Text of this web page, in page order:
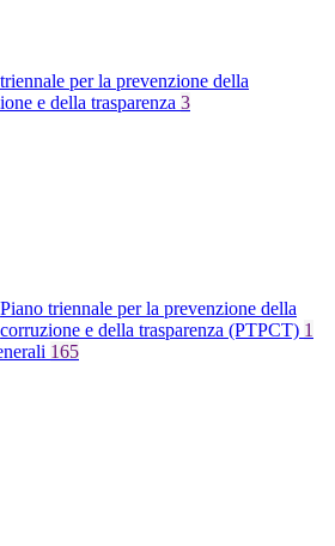
per la prevenzione della
e della trasparenza 3
Piano triennale per la prevenzione della
corruzione e della trasparenza (PTPCT) 1
165